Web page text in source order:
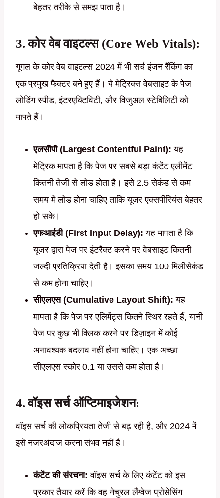
बेहतर तरीके से समझ पाता है।
3. कोर वेब वाइटल्स (Core Web Vitals):
गूगल के कोर वेब वाइटल्स 2024 में भी सर्च इंजन रैंकिंग का
एक प्रमुख फैक्टर बने हुए हैं। ये मेट्रिक्स वेबसाइट के पेज
लोडिंग स्पीड, इंटरएक्टिविटी, और विजुअल स्टेबिलिटी को
मापते हैं।
एलसीपी (Largest Contentful Paint): यह
मेट्रिक मापता है कि पेज पर सबसे बड़ा कंटेंट एलीमेंट
कितनी तेजी से लोड होता है। इसे 2.5 सेकंड से कम
समय में लोड होना चाहिए ताकि यूजर एक्सपीरियंस बेहतर
हो सके।
एफआईडी (First Input Delay): यह मापता है कि
यूजर द्वारा पेज पर इंटरैक्ट करने पर वेबसाइट कितनी
जल्दी प्रतिक्रिया देती है। इसका समय 100 मिलीसेकंड
से कम होना चाहिए।
सीएलएस (Cumulative Layout Shift): यह
मापता है कि पेज पर एलिमेंट्स कितने स्थिर रहते हैं, यानी
पेज पर कुछ भी क्लिक करने पर डिज़ाइन में कोई
अनावश्यक बदलाव नहीं होना चाहिए। एक अच्छा
सीएलएस स्कोर 0.1 या उससे कम होता है।
4. वॉइस सर्च ऑप्टिमाइजेशन:
वॉइस सर्च की लोकप्रियता तेजी से बढ़ रही है, और 2024 में
इसे नजरअंदाज करना संभव नहीं है।
कंटेंट की संरचना: वॉइस सर्च के लिए कंटेंट को इस
प्रकार तैयार करें कि वह नेचुरल लैंग्वेज प्रोसेसिंग